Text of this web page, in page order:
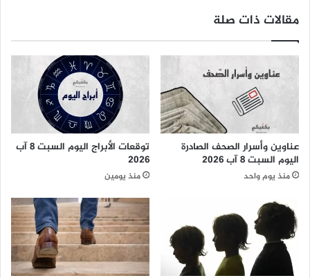
مقالات ذات صلة
عناوين وأسرار الصحف الصادرة
اليوم السبت 8 آب 2026
منذ يوم واحد
توقعات الأبراج اليوم السبت 8 آب
2026
منذ يومين